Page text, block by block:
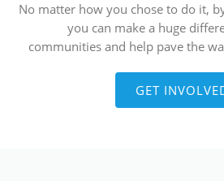
No matter how you chose to do it,
you can make a huge
communities and help pave the
GET